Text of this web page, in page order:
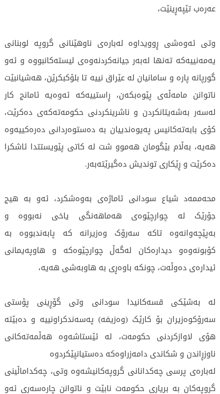
عەرەب تێپەڕینێت،
وتی ئەوەشی ڕوویداوە لەبارەی ناوهێنانی گروپە لوبنانی
یەمەنییەکە تەنها لەبەر جیانەکردنەوەی لیستەکانبووە و ئەو
گورپانە پارە و سامانیان لە عێراق نییە تا بلۆکبکرێن، هەشیانبێت
ناتوانن مامەڵەی پێوەبکەن، ڕاستییەکە ئەوەیە ئامانج کار
لەسەر بەشەیتانکردن و ناشرینکردنی حکومەتەکەی دەکرێت،
کۆی بابەتەکانیس پەیوەندییان بە دەستوەردانی دەرەکییەوە
هەیە، بەڵام بێگومان هەموو شت لە کاتی پێویستتدا ئاشکرا
دەکرێت و ڕێکاری توندیش دەگیرێتەبەر.
محەممەد شیاع سودانی ئاماژەی بەوەشکرد، ئەو بە هیج
جۆرێک لە چوارچێوەی هەماهەنگی یاخی نەبووە و
بەپێچەوانەوە تاکە سەرۆک وەزیرانە کە پابەندبووە بە
کۆبونەوەو دیدارەكان لەگەڵ چوارچێوەکە و هاوپەیمانی
ئیدارەی دەوڵەت، چونکە باوەڕی بە هاوبەشی هەیە،
لە بەشێکی قسەکانیدا سودانی وتی گۆڕینی پۆستی
سەرۆکوەزیران بۆ کارێک (وەزیفە) پەسەندکراونییە و دەبێتە
هۆی لاوازکردنی حکومەت، لە ئێستاشەوە هەڵمەتەکانی
ناوزڕاندن و شکاندی دامەزراوەکە دەستیانپێکردوە
لەبارەی پرسی چەکدانانی گروپەکانیشەوە وتی، چەکداماڵینی
گروپەكان بە بریاری حکومەت نابێت و ناتوانن چارەسەری ئەو